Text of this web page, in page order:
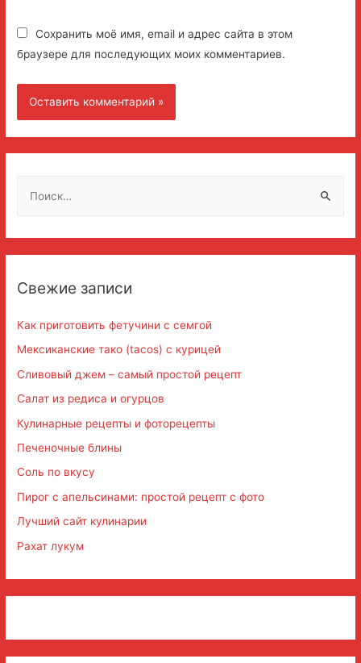
Сохранить моё имя, email и адрес сайта в этом
браузере для последующих моих комментариев.
:Свежие записи
Как приготовить фетучини с семгой
Мексиканские тако (tacos) с курицей
Сливовый джем – самый простой рецепт
Салат из редиса и огурцов
Кулинарные рецепты и фоторецепты
Печеночные блины
Соль по вкусу
Пирог с апельсинами: простой рецепт с фото
Лучший сайт кулинарии
Рахат лукум